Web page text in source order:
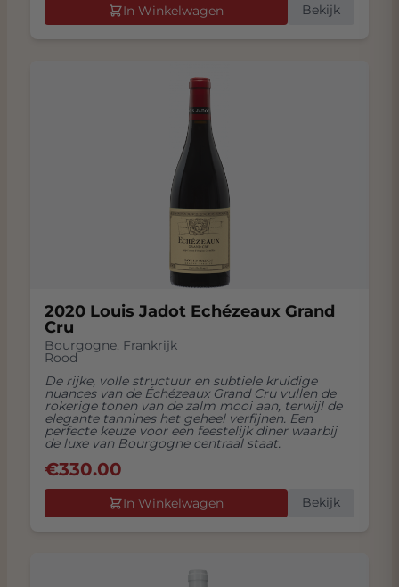
In Winkelwagen Bekijk
2020 Louis Jadot Echézeaux Grand
Cru
Bourgogne, Frankrijk
Rood
De rijke, volle structuur en subtiele kruidige
nuances van de Échézeaux Grand Cru vullen de
rokerige tonen van de zalm mooi aan, terwijl de
elegante tannines het geheel verfijnen. Een
perfecte keuze voor een feestelijk diner waarbij
de luxe van Bourgogne centraal staat.
€330.00
In Winkelwagen Bekijk